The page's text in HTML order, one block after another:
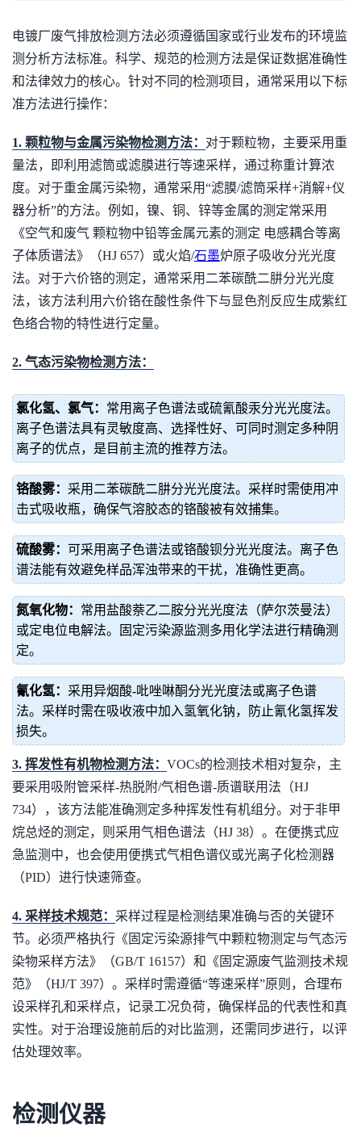
电镀厂废气排放检测方法必须遵循国家或行业发布的环境监
测分析方法标准。科学、规范的检测方法是保证数据准确性
和法律效力的核心。针对不同的检测项目，通常采用以下标
准方法进行操作：
1. 颗粒物与金属污染物检测方法： 对于颗粒物，主要采用重
量法，即利用滤筒或滤膜进行等速采样，通过称重计算浓
度。对于重金属污染物，通常采用“滤膜/滤筒采样+消解+仪
器分析”的方法。例如，镍、铜、锌等金属的测定常采用
《空气和废气 颗粒物中铅等金属元素的测定 电感耦合等离
子体质谱法》（HJ 657）或火焰/石墨炉原子吸收分光光度
法。对于六价铬的测定，通常采用二苯碳酰二肼分光光度
法，该方法利用六价铬在酸性条件下与显色剂反应生成紫红
色络合物的特性进行定量。
2. 气态污染物检测方法：
氯化氢、氯气： 常用离子色谱法或硫氰酸汞分光光度法。
离子色谱法具有灵敏度高、选择性好、可同时测定多种阴
离子的优点，是目前主流的推荐方法。
铬酸雾： 采用二苯碳酰二肼分光光度法。采样时需使用冲
击式吸收瓶，确保气溶胶态的铬酸被有效捕集。
硫酸雾： 可采用离子色谱法或铬酸钡分光光度法。离子色
谱法能有效避免样品浑浊带来的干扰，准确性更高。
氮氧化物： 常用盐酸萘乙二胺分光光度法（萨尔茨曼法）
或定电位电解法。固定污染源监测多用化学法进行精确测
定。
氰化氢： 采用异烟酸-吡唑啉酮分光光度法或离子色谱
法。采样时需在吸收液中加入氢氧化钠，防止氰化氢挥发
损失。
3. 挥发性有机物检测方法： VOCs的检测技术相对复杂，主
要采用吸附管采样-热脱附/气相色谱-质谱联用法（HJ
734），该方法能准确测定多种挥发性有机组分。对于非甲
烷总烃的测定，则采用气相色谱法（HJ 38）。在便携式应
急监测中，也会使用便携式气相色谱仪或光离子化检测器
（PID）进行快速筛查。
4. 采样技术规范： 采样过程是检测结果准确与否的关键环
节。必须严格执行《固定污染源排气中颗粒物测定与气态污
染物采样方法》（GB/T 16157）和《固定源废气监测技术规
范》（HJ/T 397）。采样时需遵循“等速采样”原则，合理布
设采样孔和采样点，记录工况负荷，确保样品的代表性和真
实性。对于治理设施前后的对比监测，还需同步进行，以评
估处理效率。
检测仪器